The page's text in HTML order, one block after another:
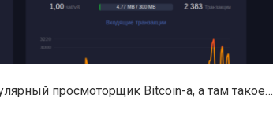
просмоторщик Bitcoin-а, а там такое…